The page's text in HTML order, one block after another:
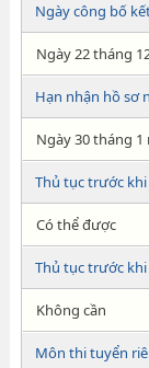
Ngày công bố
Ngày 22 tháng
Hạn nhận hồ sơ
Ngày 30 tháng 1
Thủ tục trước
Có thể được
Thủ tục trước
Không cần
Môn thi tuyển